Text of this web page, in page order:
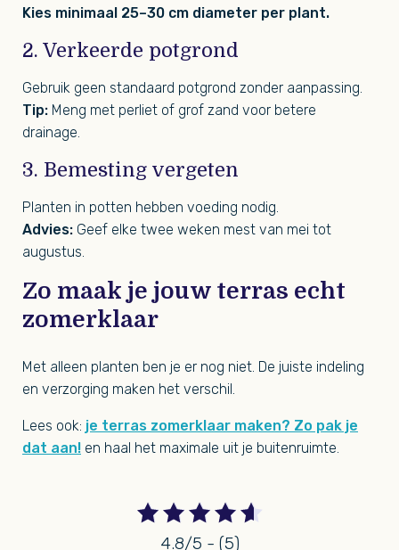
Kies minimaal 25–30 cm diameter per plant.
2. Verkeerde potgrond
Gebruik geen standaard potgrond zonder aanpassing.
Tip: Meng met perliet of grof zand voor betere
drainage.
3. Bemesting vergeten
Planten in potten hebben voeding nodig.
Advies: Geef elke twee weken mest van mei tot
augustus.
Zo maak je jouw terras echt
zomerklaar
Met alleen planten ben je er nog niet. De juiste indeling
en verzorging maken het verschil.
Lees ook: je terras zomerklaar maken? Zo pak je
dat aan! en haal het maximale uit je buitenruimte.
4.8/5 - (5)